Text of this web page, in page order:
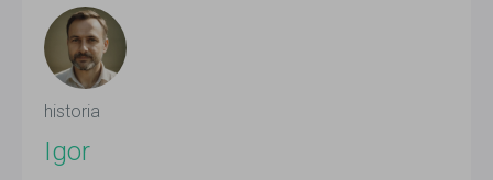
historia
Igor